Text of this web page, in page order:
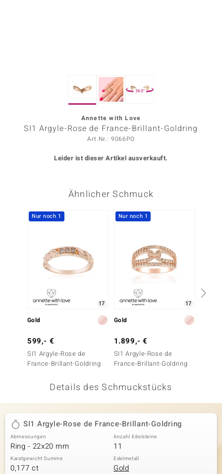
BY DE MELO
360°
Annette with Love
SI1 Argyle-Rose de France-Brillant-Goldring
Art.Nr.: 9066PO
Leider ist dieser Artikel ausverkauft.
Ähnlicher Schmuck
Nur noch 1
17
Gold
599,- €
SI1 Argyle-Rose de
France-Brillant-Goldring
Nur noch 1
17
Gold
1.899,- €
SI1 Argyle-Rose de
France-Brillant-Goldring
Details des Schmuckstücks
SI1 Argyle-Rose de France-Brillant-Goldring
Abmessungen
Ring - 22x20 mm
Anzahl Edelsteine
11
Karatgewicht Summe
0,177 ct
Edelmetall
Gold